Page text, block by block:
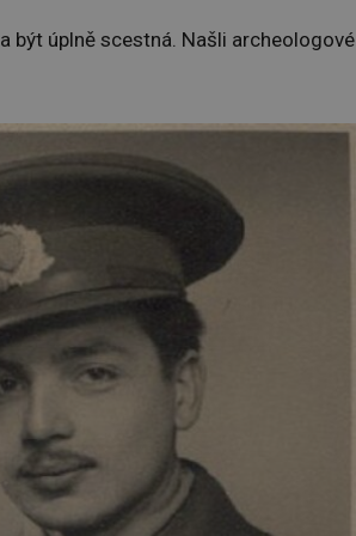
být úplně scestná. Našli archeologové